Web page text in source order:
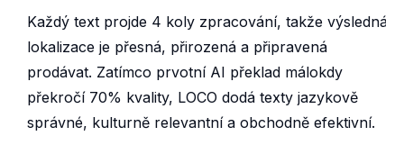
Každý text projde 4 koly zpracování, takže výsledná
lokalizace je přesná, přirozená a připravená
prodávat. Zatímco prvotní AI překlad málokdy
překročí 70% kvality, LOCO dodá texty jazykově
správné, kulturně relevantní a obchodně efektivní.